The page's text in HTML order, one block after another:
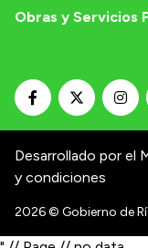
Obras y Servicios
Desarrollado por el
y condiciones
2026© Gobierno de